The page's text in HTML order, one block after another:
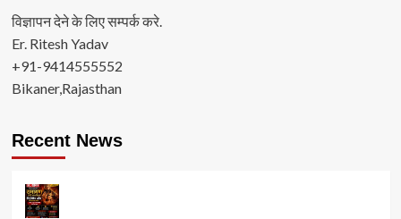
विज्ञापन देने के लिए सम्पर्क करे.
Er. Ritesh Yadav
+91-9414555552
Bikaner,Rajasthan
Recent News